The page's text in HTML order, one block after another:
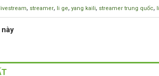
livestream, streamer, li ge, yang kaili, streamer trung quốc,